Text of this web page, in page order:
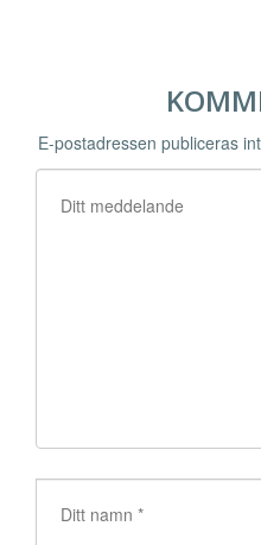
E-postadressen publiceras